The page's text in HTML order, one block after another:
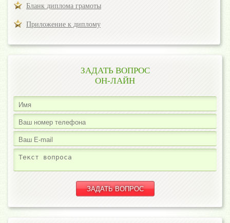
Бланк диплома грамоты
Приложение к диплому
ЗАДАТЬ ВОПРОС
ОН-ЛАЙН